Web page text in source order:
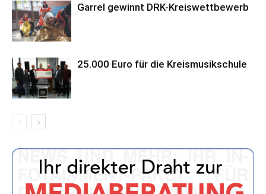
Garrel gewinnt DRK-Kreiswettbewerb
25.000 Euro für die Kreismusikschule